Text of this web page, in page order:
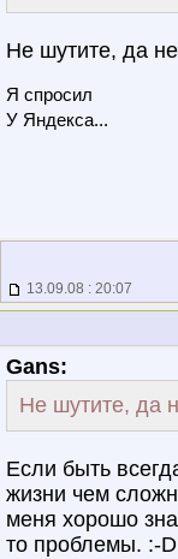
Не шутите, да
Я спросил
У Яндекса...
13.09.08 : 20:07
Gans:
Не шутите, да
Если быть
жизни чем
меня хорошо
то проблемы. :-